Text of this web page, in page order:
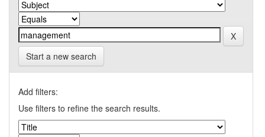
Start a new search
Add filters:
Use filters to refine the search results.